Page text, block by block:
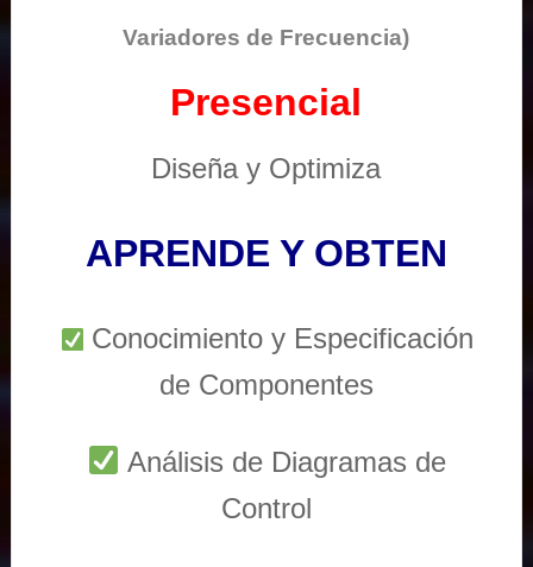
Variadores de Frecuencia)
Presencial
Diseña y Optimiza
APRENDE Y OBTEN
Conocimiento y Especificación
de Componentes
Análisis de Diagramas de
Control